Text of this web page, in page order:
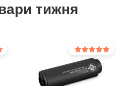
тижня
Оцінено в
5.00
з 5